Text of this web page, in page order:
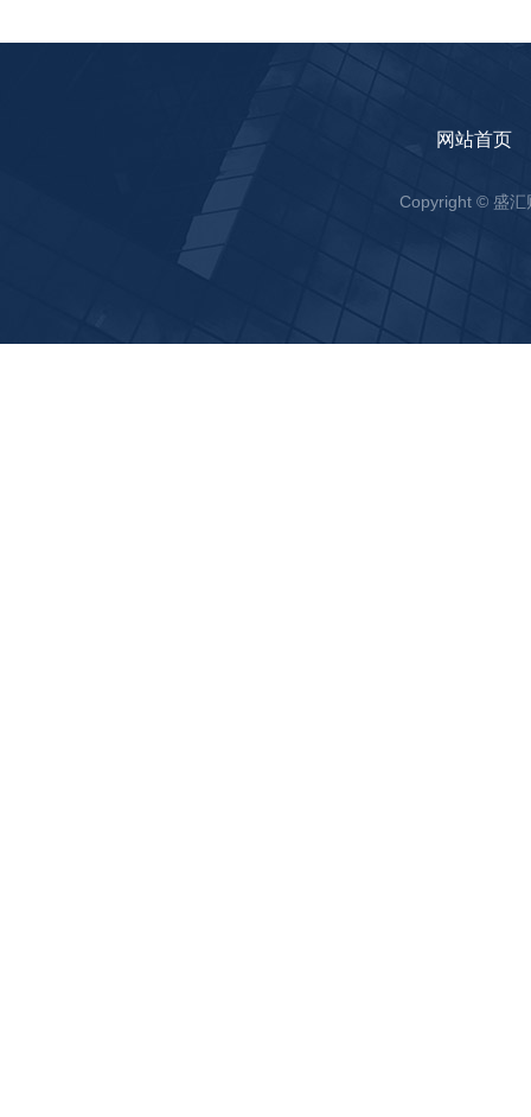
网站首页
Copyright © 盛